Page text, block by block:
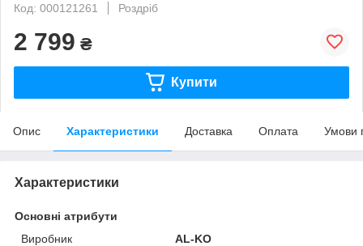
Код: 000121261
Роздріб
2 799 ₴
Купити
Опис Характеристики Доставка Оплата Умови
Характеристики
Основні атрибути
Виробник
AL-KO